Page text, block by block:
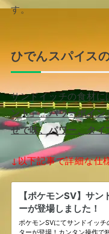
す。
ひでんスパイス
サンドイッチの食材に
ント」「パワーポイ
せで味、パワー、タ
↓以下記事で詳細な仕